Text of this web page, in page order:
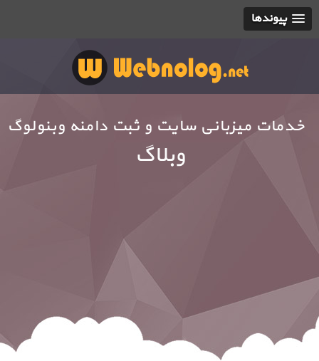
پیوندها
خدمات میزبانی سایت و ثبت دامنه وبنولوگ
وبلاگ